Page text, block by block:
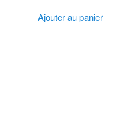
Ajouter au panier